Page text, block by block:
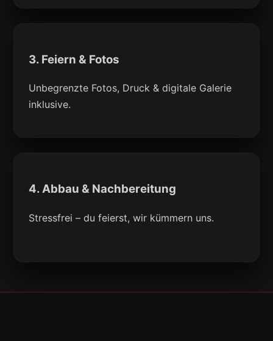
3. Feiern & Fotos
Unbegrenzte Fotos, Druck & digitale Galerie
inklusive.
4. Abbau & Nachbereitung
Stressfrei – du feierst, wir kümmern uns.